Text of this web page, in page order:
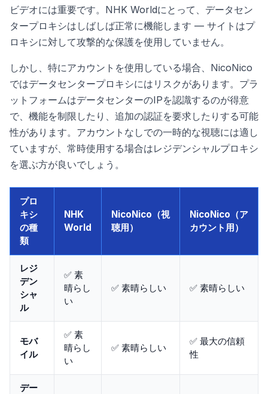
ビデオには重要です。NHK Worldにとって、データセン
タープロキシはしばしば正常に機能します — サイトはプ
ロキシに対して攻撃的な保護を使用していません。
しかし、特にアカウントを使用している場合、NicoNico
ではデータセンタープロキシにはリスクがあります。プラ
ットフォームはデータセンターのIPを認識するのが得意
で、機能を制限したり、追加の認証を要求したりする可能
性があります。アカウントなしでの一時的な視聴には適し
ていますが、常時使用する場合はレジデンシャルプロキシ
を選ぶ方が良いでしょう。
プロ
キシ
の種
類
NHK
World
NicoNico（視
聴用）
NicoNico（ア
カウント用）
レジ
デン
シャ
ル
✅ 素
晴らし
い
✅ 素晴らしい ✅ 素晴らしい
モバ
イル
✅ 素
晴らし
い
✅ 素晴らしい
✅ 最大の信頼
性
デー